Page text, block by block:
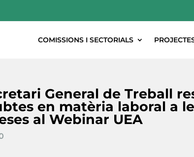
COMISSIONS I SECTORIALS
General de Treball
en matèria laboral a
al Webinar UEA